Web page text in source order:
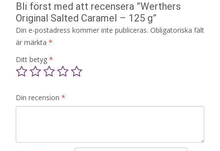
Bli först med att recensera ”Werthers
Original Salted Caramel – 125 g”
Din e-postadress kommer inte publiceras. Obligatoriska fält
är märkta *
Ditt betyg *
Din recension *